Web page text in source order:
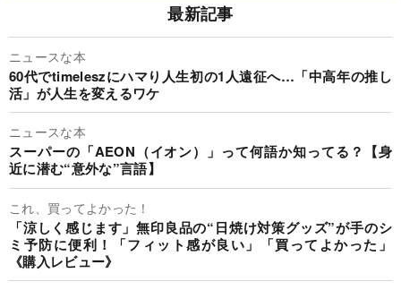
最新記事
ニュースな本
60代でtimeleszにハマり人生初の1人遠征へ…「中高年の推し
活」が人生を変えるワケ
ニュースな本
スーパーの「AEON（イオン）」って何語か知ってる？【身
近に潜む“意外な”言語】
これ、買ってよかった！
「涼しく感じます」無印良品の“日焼け対策グッズ”が手のシ
ミ予防に便利！「フィット感が良い」「買ってよかった」
《購入レビュー》